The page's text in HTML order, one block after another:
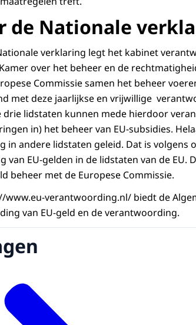
de Nationale
verklaring legt het kabinet
over het beheer en de
Commissie samen het beheer
met deze jaarlijkse en vrijwillige
drie lidstaten kunnen mede hierdoor
in) het beheer van EU-subsidies.
in andere lidstaten geleid. Dat is
van EU-gelden in de lidstaten van de EU.
beheer met de Europese Commissie.
www.eu-verantwoording.nl/ biedt de
van EU-geld en de verantwoording.